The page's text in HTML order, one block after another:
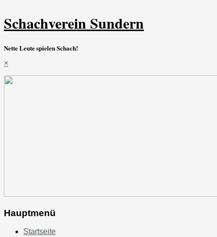
Schachverein Sundern
Nette Leute spielen Schach!
×
Hauptmenü
Startseite